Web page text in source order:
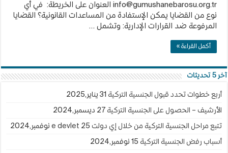
info@gumushanebarosu.org.tr العنوان على الخريطة: في أي
نوع من القضايا يمكن الإستفادة من المساعدات القانونية؟ القضايا
المرفوعة ضد القرارات الإدارية: وتشمل …
أكمل القراءة »
آخر 5 تحديثات
أربع خطوات تحدد قبول الجنسية التركية 31 يناير,2025
الأرشيف – الحصول على الجنسية التركية 27 ديسمبر,2024
تتبع مراحل الجنسية التركية من خلال إي دولت e devlet 25 نوفمبر,2024
أسباب رفض الجنسية التركية 15 نوفمبر,2024